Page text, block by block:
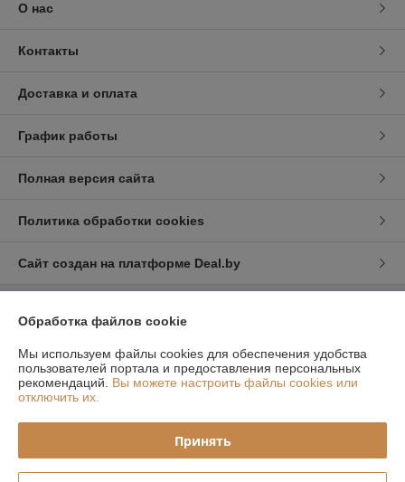
О нас
Контакты
Доставка и оплата
График работы
Полная версия сайта
Политика обработки cookies
Сайт создан на платформе Deal.by
Информация для покупателя
Юридическое лицо:ООО"ДЕМЕТРА -СПОРТ"
220073 г.Минск ул. Домбровская 15, пом. 4-635
Регистрационный номер ЕГР: 192589116
УНП: 192589116
Регистрационный орган: Минский городской исполнительный комитет
Дата регистрации компании: 13.01.2016
Обработка файлов cookie
Мы используем файлы cookies для обеспечения удобства
пользователей портала и предоставления персональных
рекомендаций. Вы можете настроить файлы cookies или
отключить их.
Принять